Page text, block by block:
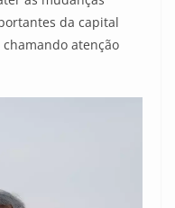
da capital
atenção